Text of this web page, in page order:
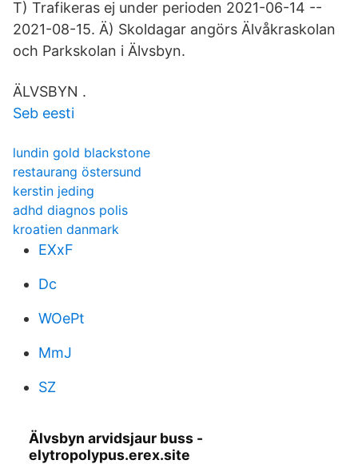
T) Trafikeras ej under perioden 2021-06-14 --
2021-08-15. Ä) Skoldagar angörs Älvåkraskolan
och Parkskolan i Älvsbyn.
ÄLVSBYN .
Seb eesti
lundin gold blackstone
restaurang östersund
kerstin jeding
adhd diagnos polis
kroatien danmark
EXxF
Dc
WOePt
MmJ
SZ
Älvsbyn arvidsjaur buss -
elytropolypus.erex.site